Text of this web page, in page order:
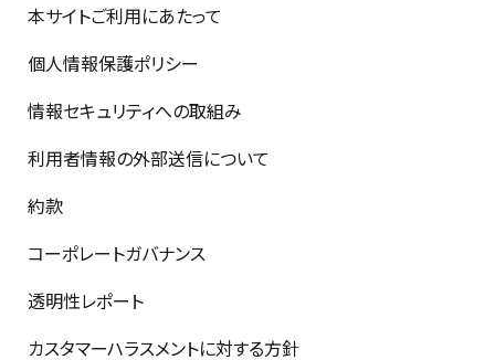
本サイトご利用にあたって
個人情報保護ポリシー
情報セキュリティへの取組み
利用者情報の外部送信について
約款
コーポレートガバナンス
透明性レポート
カスタマーハラスメントに対する方針